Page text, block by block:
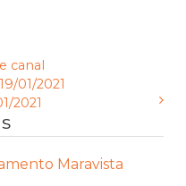
canal
01/2021
2021
Maravista